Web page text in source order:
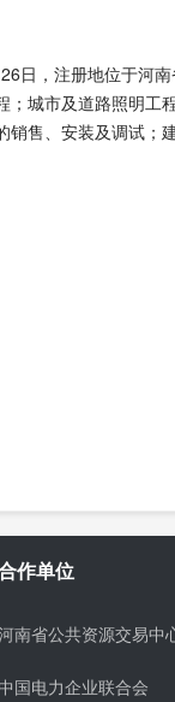
日，注册地位于河
城市及道路照明
售、安装及调试；
作单位
南省公共资源交易中
国电力企业联合会